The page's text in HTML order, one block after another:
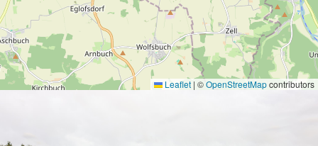
Leaflet | ©OpenStreetMapcontributors